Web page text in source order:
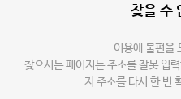
찾을 수
이용에 불편을
찾으시는 페이지는 주소를 잘못 입
지 주소를 다시 한 번